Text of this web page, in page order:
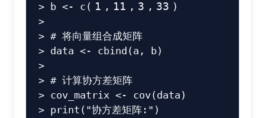
> b <- c ( 1 , 11 , 3 , 33 )
>
> # 将向量组合成矩阵
> data <- cbind (a , b)
>
> # 计算协方差矩阵
> cov_matrix <- cov(data )
> print ( "协方差矩阵:" )